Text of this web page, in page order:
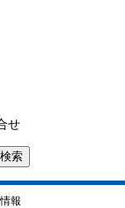
せ
報